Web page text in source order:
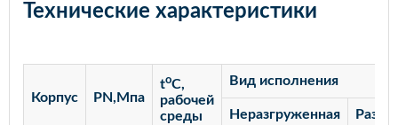
Технические характеристики
Корпус PN,Мпа
toC,
рабочей
среды
Вид исполнения
Неразгруженная